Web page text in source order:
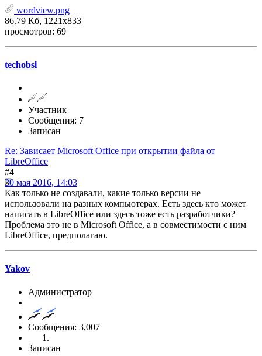
wordview.png
86.79 Кб, 1221x833
просмотров: 69
techobsl
Участник
Сообщения: 7
Записан
Re: Зависает Microsoft Office при открытии файла от
LibreOffice
#4
30 мая 2016, 14:03
Как только не создавали, какие только версии не
использовали на разных компьютерах. Есть здесь кто может
написать в LibreOffice или здесь тоже есть разработчики?
Проблема это не в Microsoft Office, а в совместимости с ним
LibreOffice, предполагаю.
Yakov
Администратор
Сообщения: 3,007
Записан